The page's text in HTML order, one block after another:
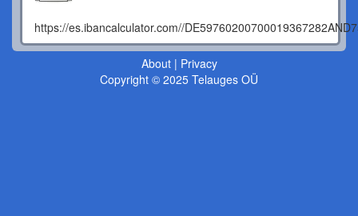
https://es.ibancalculator.com//
About| Privacy
Copyright © 2025 Telauges OÜ